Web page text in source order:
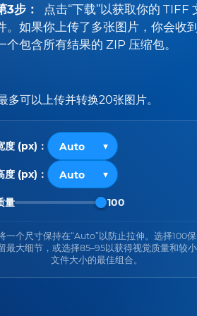
3步：
点击“下载”以获取你的 TIFF
。如果你上传了多张图片，你会收
个包含所有结果的 ZIP 压缩包。
多可以上传并转换20张图片。
度 (px)：
度 (px)：
量 100
一个尺寸保持在“Auto”以防止拉伸。选择100保
最大细节，或选择85–95以获得视觉质量和较小
文件大小的最佳组合。